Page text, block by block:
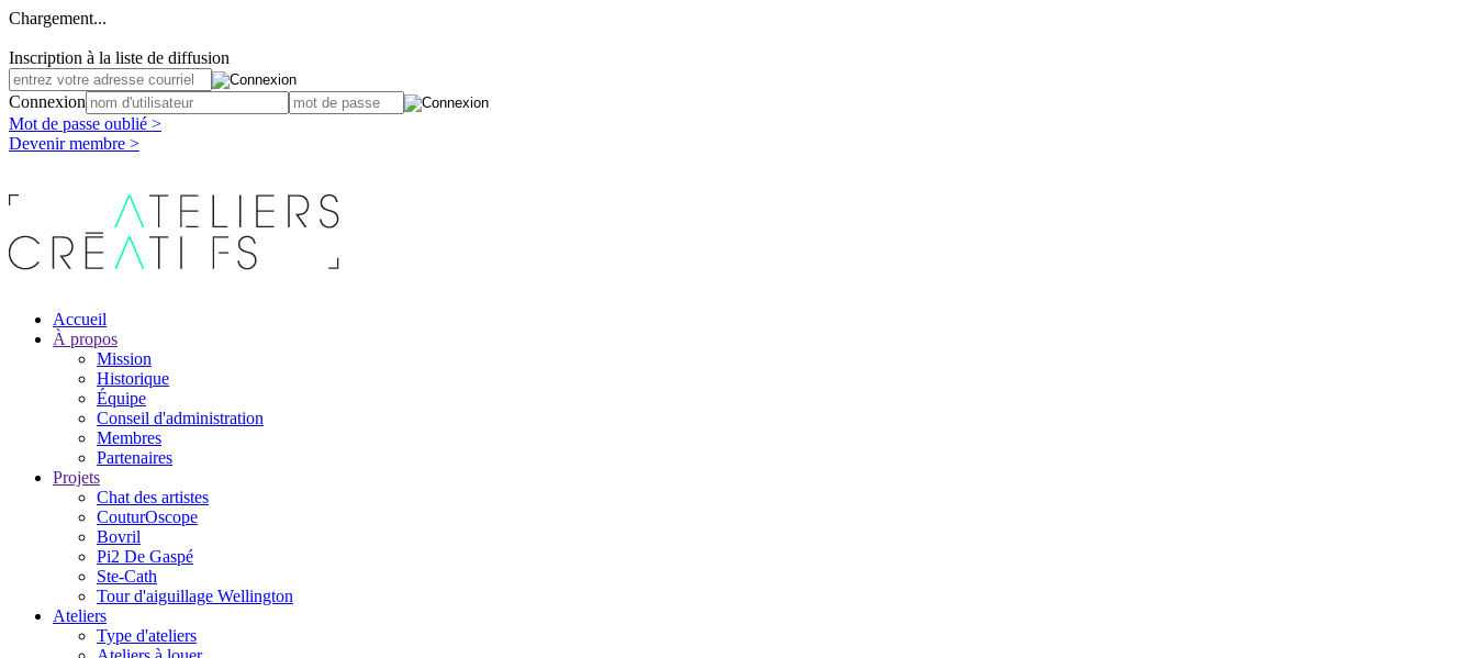
Chargement...
Inscription à la liste de diffusion
Connexion
Mot de passe oublié >
Devenir membre >
Accueil
À propos
Mission
Historique
Équipe
Conseil d'administration
Membres
Partenaires
Projets
Chat des artistes
CouturOscope
Bovril
Pi2 De Gaspé
Ste-Cath
Tour d'aiguillage Wellington
Ateliers
Type d'ateliers